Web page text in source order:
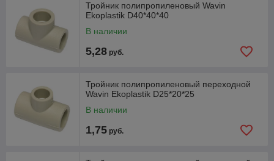
Тройник полипропиленовый Wavin
Ekoplastik D40*40*40
В наличии
5,28 руб.
Тройник полипропиленовый переходной
Wavin Ekoplastik D25*20*25
В наличии
1,75 руб.